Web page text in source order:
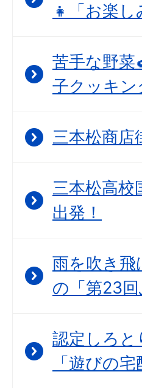
👧「お楽
苦手な野
子クッキン
三本松商店
三本松高校
出発！
雨を吹き飛
の「第23
認定しろと
「遊びの